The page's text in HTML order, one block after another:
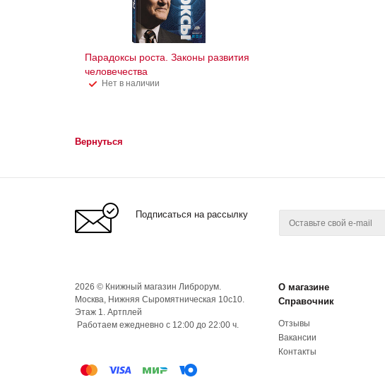
Парадоксы роста. Законы развития
человечества
Нет в наличии
Вернуться
Подписаться на рассылку
2026 © Книжный магазин Либрорум.
Москва, Нижняя Сыромятническая 10с10.
Этаж 1. Артплей
Работаем ежедневно с 12:00 до 22:00 ч.
О магазине
Справочник
Отзывы
Вакансии
Контакты